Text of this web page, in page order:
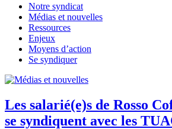
Notre syndicat
Médias et nouvelles
Ressources
Enjeux
Moyens d’action
Se syndiquer
Les salarié(e)s de Rosso
se syndiquent avec les